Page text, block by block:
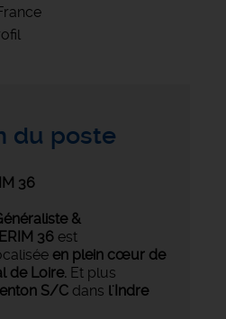
du poste
36
&
36 est
en plein cœur de
de Loire. Et plus
S/C dans l'Indre